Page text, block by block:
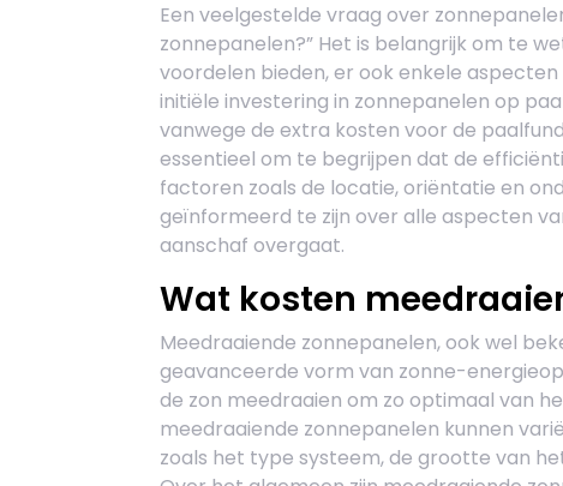
Een veelgestelde vraag over
zonnepanelen?” Het is belangrijk om te
voordelen bieden, er ook enkele
initiële investering in zonnepanelen op
vanwege de extra kosten voor de
essentieel om te begrijpen dat de
factoren zoals de locatie, oriëntatie en
geïnformeerd te zijn over alle aspecten
aanschaf overgaat.
Wat kosten
Meedraaiende zonnepanelen, ook wel
geavanceerde vorm van zonne-
de zon meedraaien om zo optimaal van
meedraaiende zonnepanelen kunnen
zoals het type systeem, de grootte van